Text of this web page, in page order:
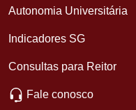
Autonomia Universitária
Indicadores SG
Consultas para Reitor
Fale conosco